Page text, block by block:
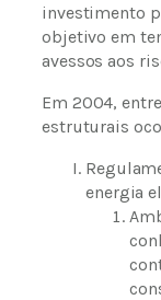
investimento
objetivo em
avessos aos
Em 2004,
estruturais
energia